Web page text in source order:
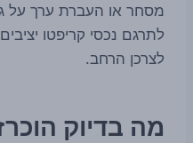
מסחר או העברת ערך על
לתרגם נכסי קריפטו
לצרכן הרחב.
מה בדיוק